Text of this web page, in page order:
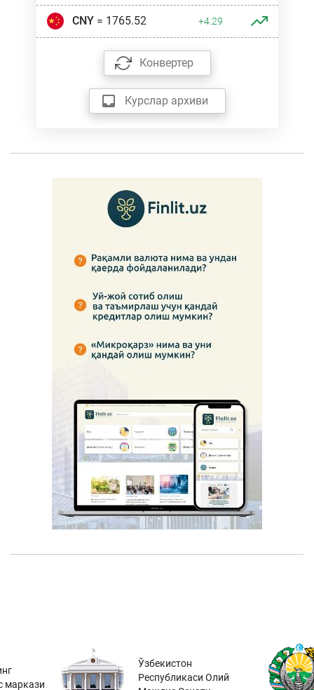
CNY= 1765.52 +4.29
Конвертер
Курслар архиви
маркази
Ўзбекистон
Республикаси Олий